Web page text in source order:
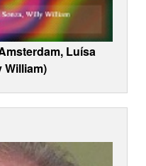
Luísa
William)